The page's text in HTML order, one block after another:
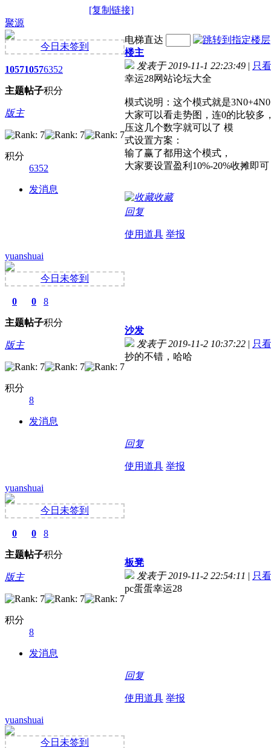
[复制链接]
聚源
今日未签到
1057
主题
1057
帖子
6352
积分
版主
积分
6352
发消息
电梯直达
楼主
发表于 2019-11-1 22:23:49 | 只
幸运28网站论坛大全
模式说明：这个模式就是
大家可以看走势图，连0的比较多
压这几个数字就可以了 模
式设置方案：
输了赢了都用这个模式，
大家要设置盈利10%-20%收摊即可
收藏
回复
使用道具 举报
yuanshuai
今日未签到
0
主题
0
帖子
8
积分
版主
积分
8
发消息
沙发
发表于 2019-11-2 10:37:22 | 只
抄的不错，哈哈
回复
使用道具 举报
yuanshuai
今日未签到
0
主题
0
帖子
8
积分
版主
积分
8
发消息
板凳
发表于 2019-11-2 22:54:11 | 只
pc蛋蛋幸运28
回复
使用道具 举报
yuanshuai
今日未签到